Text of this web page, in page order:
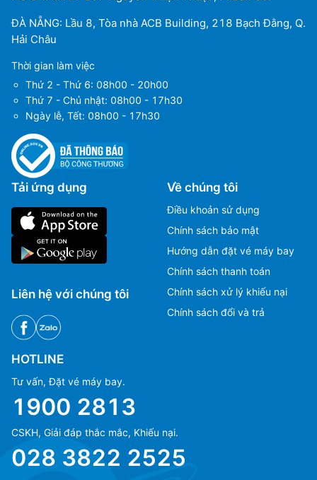
ĐÀ NẴNG: Lầu 8, Tòa nhà ACB Building, 218 Bạch Đằng, Q.
Hải Châu
Thời gian làm việc
Thứ 2 - Thứ 6: 08h00 - 20h00
Thứ 7 - Chủ nhật: 08h00 - 17h30
Ngày lễ, Tết: 08h00 - 17h30
Tải ứng dụng
Liên hệ với chúng tôi
Về chúng tôi
Điều khoản sử dụng
Chính sách bảo mật
Hướng dẫn đặt vé máy bay
Chính sách thanh toán
Chính sách xử lý khiếu nại
Chính sách đổi và trả
HOTLINE
Tư vấn, Đặt vé máy bay.
1900 2813
CSKH, Giải đáp thắc mắc, Khiếu nại.
028 3822 2525
(+84) 70 854 1213